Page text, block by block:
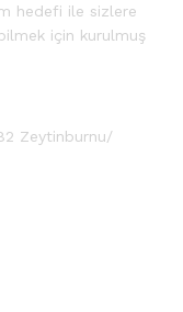
hedefi ile sizlere
için kurulmuş
Zeytinburnu/